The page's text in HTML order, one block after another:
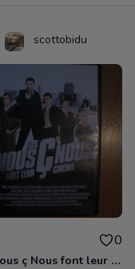
scottobidu
0
Les Nous ç Nous font leur cinéma